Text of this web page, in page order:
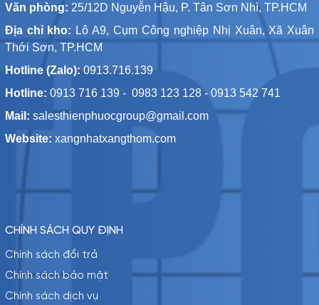
Văn phòng: 25/12D Nguyễn Hậu, P. Tân Sơn Nhì, TP.HCM
Địa chỉ kho: Lô A9, Cụm Công nghiệp Nhị Xuân, Xã Xuân
Thới Sơn, TP.HCM
Hotline (Zalo): 0913.716.139
Hotline: 0913 716 139 - 0983 123 128 - 0913 542 741
Mail: salesthienphuocgroup@gmail.com
Website: xangnhatxangthom.com
CHÍNH SÁCH QUY ĐỊNH
Chính sách đổi trả
Chính sách bảo mật
Chính sách dịch vụ